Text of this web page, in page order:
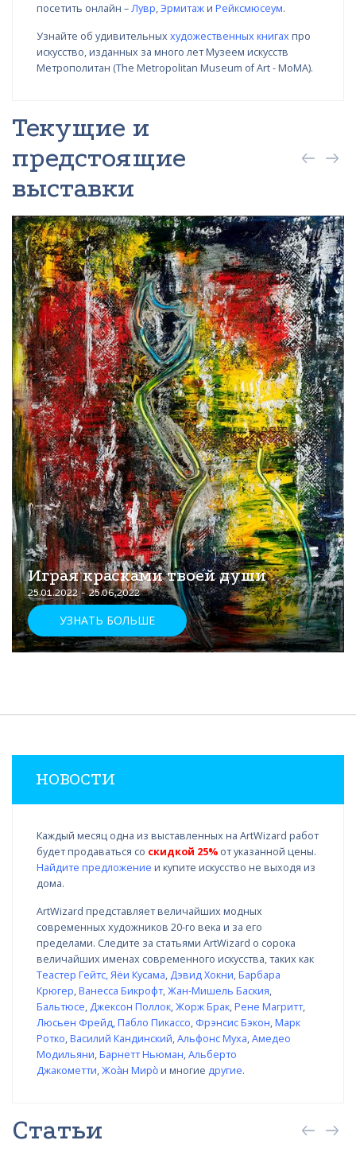
посетить онлайн –Лувр,Эрмитажи Рейксмюсеум.
Узнайте об удивительных художественных книгах про
искусство, изданных за много лет Музеем искусств
Метрополитан (The Metropolitan Museum of Art - MoMA).
Текущие и
предстоящие
выставки
Играя красками твоей души
25.01.2022 - 25.06.2022
УЗНАТЬ БОЛЬШЕ
НОВОСТИ
Каждый месяц одна из выставленных на ArtWizard работ
будет продаваться со скидкой 25% от указанной цены.
Найдите предложение и купите искусство не выходя из
дома.
ArtWizard представляет величайших модных
современных художников 20-го века и за его
пределами. Следите за статьями ArtWizard о сорока
величайших именах современного искусства, таких как
Теастер Гейтс,Яёи Кусама, Дэвид Хокни,Барбара
Крюгер,Ванесса Бикрофт,Жан-Мишель Баския,
Бальтюсе, Джексон Поллок,Жорж Брак,Рене Магритт,
Люсьен Фрейд,Пабло Пикассо, Фрэнсис Бэкон,Марк
Ротко,Василий Кандинский,Альфонс Муха,Амедео
Модильяни,Барнетт Ньюман,Альберто
Джакометти,Жоа̀н Миро̀и многие другие.
Статьи